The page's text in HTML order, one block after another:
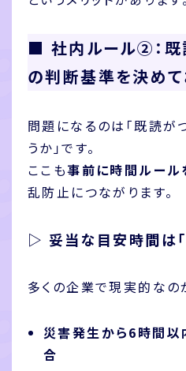
■ 社内ルール②：既
の判断基準を決めて
問題になるのは「既読が
うか」です。
ここも事前に時間ルール
乱防止につながります。
▷ 妥当な目安時間は「
多くの企業で現実的なの
災害発生から6時間
合